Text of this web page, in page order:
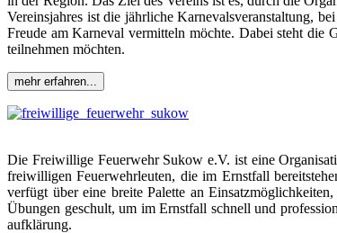
Vereinsjahres ist die jährliche Karnevalsveranstaltung,
Freude am Karneval vermitteln möchte. Dabei steht die
teilnehmen möchten.
mehr erfahren...
Die Freiwillige Feuerwehr Sukow e.V. ist eine
freiwilligen Feuerwehrleuten, die im Ernstfall
verfügt über eine breite Palette an
Übungen geschult, um im Ernstfall schnell und
aufklärung.